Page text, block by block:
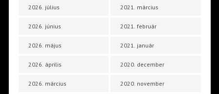
2026. július
2026. június
2026. május
2026. április
2026. március
2021. március
2021. február
2021. január
2020. december
2020. november